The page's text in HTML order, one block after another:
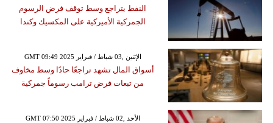
النفط يتراجع وسط توقف فرض الرسوم
الجمركية الأميركية على المكسيك وكندا
GMT 09:49 2025 الإثنين ,03 شباط / فبراير
أسواق المال تشهد تراجعًا حادًا وسط مخاوف
من تبعات فرض ترامب رسوماً جمركية
GMT 07:50 2025 الأحد ,02 شباط / فبراير